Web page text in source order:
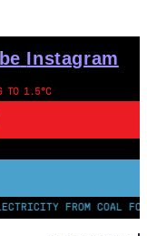
Instagram
TO 1.5°C
COAL FOR